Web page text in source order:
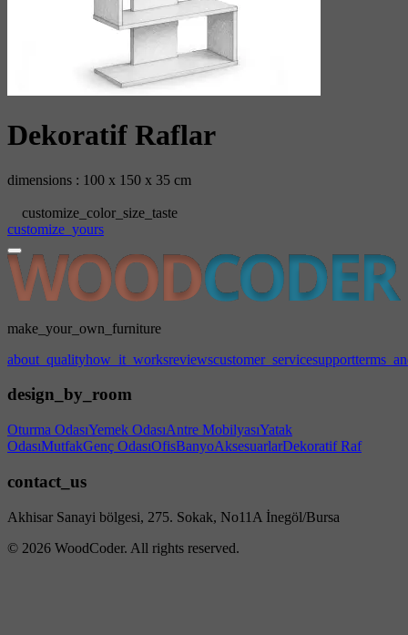
‫‬‬‫‪Dekoratif‬‬‬‬ ‪Raflar
dimensions : 100 x 150 x 35 cm
customize_color_size_taste
customize_yours
make_your_own_furniture
about_qualityhow_it_worksreviewscustomer_servicesupport
design_by_room
Oturma OdasıYemek OdasıAntre MobilyasıYatak
OdasıMutfakGenç OdasıOfisBanyoAksesuarlarDekoratif Raf
contact_us
Akhisar Sanayi bölgesi, 275. Sokak, No11A İnegöl/Bursa
© 2026 WoodCoder. All rights reserved.